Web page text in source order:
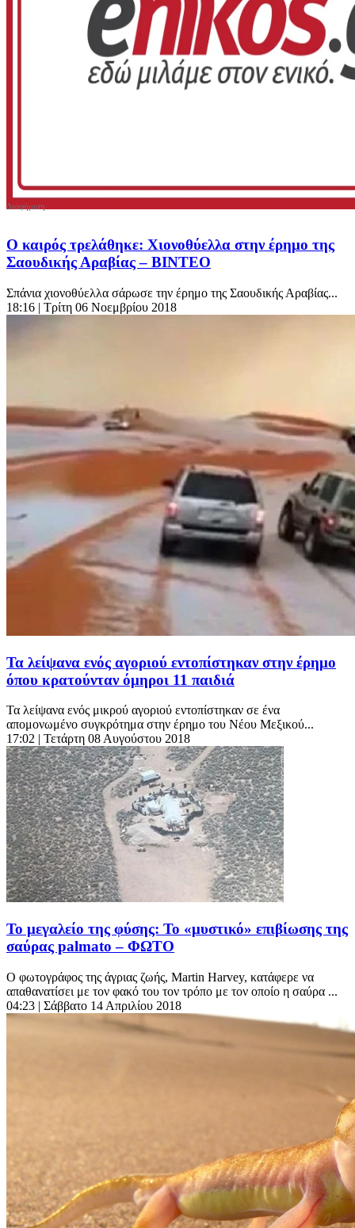
Ο καιρός τρελάθηκε: Χιονοθύελλα στην έρημο της
Σαουδικής Αραβίας – ΒΙΝΤΕΟ
Σπάνια χιονοθύελλα σάρωσε την έρημο της Σαουδικής Αραβίας...
18:16 | Τρίτη 06 Νοεμβρίου 2018
Τα λείψανα ενός αγοριού εντοπίστηκαν στην έρημο
όπου κρατούνταν όμηροι 11 παιδιά
Τα λείψανα ενός μικρού αγοριού εντοπίστηκαν σε ένα
απομονωμένο συγκρότημα στην έρημο του Νέου Μεξικού...
17:02 | Τετάρτη 08 Αυγούστου 2018
Το μεγαλείο της φύσης: Το «μυστικό» επιβίωσης της
σαύρας palmato – ΦΩΤΟ
Ο φωτογράφος της άγριας ζωής, Martin Harvey, κατάφερε να
απαθανατίσει με τον φακό του τον τρόπο με τον οποίο η σαύρα ...
04:23 | Σάββατο 14 Απριλίου 2018